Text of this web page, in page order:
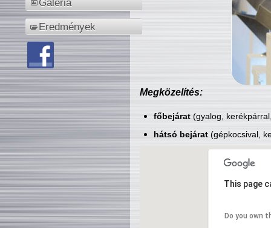
Galéria
Eredmények
Megközelítés:
főbejárat(gyalog,
hátsó bejárat(gépkocsival,
This page
Do you own